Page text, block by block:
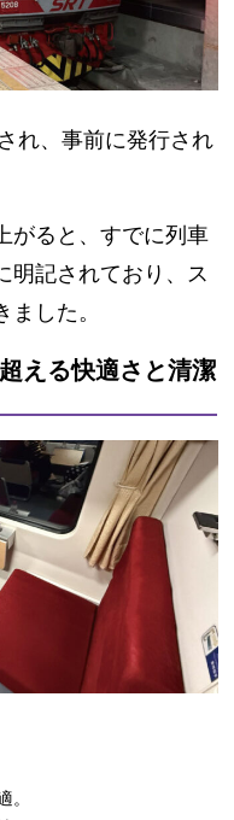
され、事前に発行され
がると、すでに列車
明記されており、ス
した。
える快適さと清潔
。